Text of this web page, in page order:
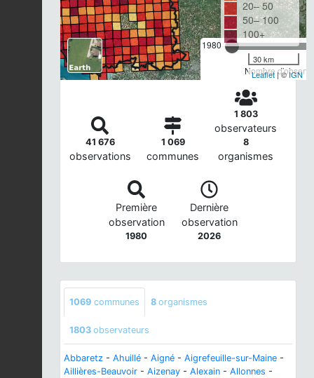
1980
Nombre
20– 50
50– 100
100+
30 km
Leaflet | ©IGN
41 676
observations
1 069
communes
1 803
observateurs
8
organismes
Première
observation
1980
Dernière
observation
2026
1069 communes 8 organismes
1803 observateurs
Abbaretz - Ahuillé - Aigné - Aigrefeuille-sur-Maine -
Aillières-Beauvoir - Aizenay - Alexain - Allonnes -